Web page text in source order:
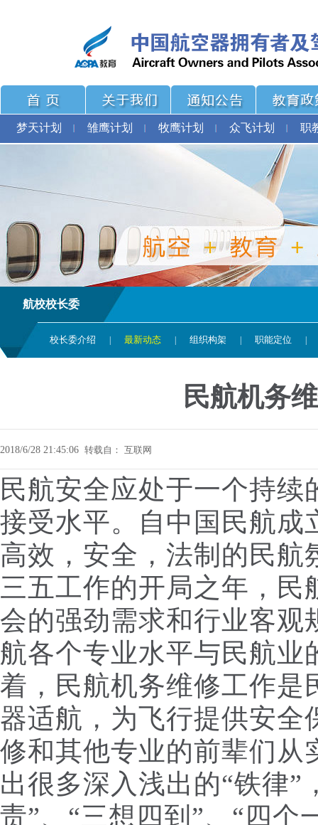
梦天计划 雏鹰计划 牧鹰计划 众飞计划 职
航校校长委
校长委介绍 最新动态 组织构架 职能定位
民航机务
2018/6/28 21:45:06 转载自： 互联网
民航安全应处于一个持
接受水平。自中国民航成
高效，安全，法制的民航
三五工作的开局之年，
会的强劲需求和行业客观
航各个专业水平与民航业
着，民航机务维修工作是
器适航，为飞行提供安全
修和其他专业的前辈们从
出很多深入浅出的“铁律”
责”、“三想四到”、“四个